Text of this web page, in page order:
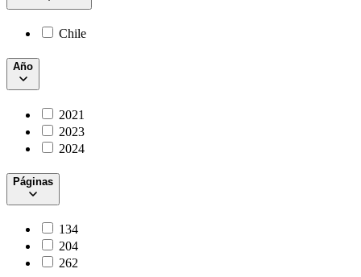
Chile
Año
2021
2023
2024
Páginas
134
204
262